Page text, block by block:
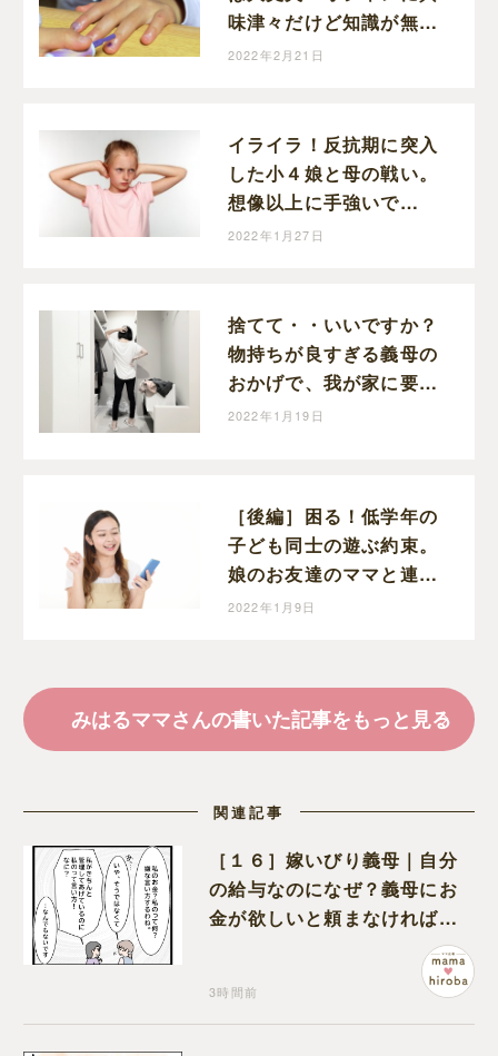
味津々だけど知識が無い
小５娘が心配。
2022年2月21日
イライラ！反抗期に突入
した小４娘と母の戦い。
想像以上に手強いで
す・・・。冷静になるの
2022年1月27日
捨てて・・いいですか？
物持ちが良すぎる義母の
おかげで、我が家に要ら
ないモノが増えてい
2022年1月19日
［後編］困る！低学年の
子ども同士の遊ぶ約束。
娘のお友達のママと連絡
先の交換ができました！
2022年1月9日
みはるママさんの書いた記事をもっと見る
関連記事
［１６］嫁いびり義母｜自分
の給与なのになぜ？義母にお
金が欲しいと頼まなければな
3時間前